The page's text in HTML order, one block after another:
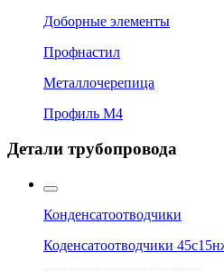
Доборные элементы
Профнастил
Металлочерепица
Профиль М4
Детали трубопровода
Конденсатоотводчики
Коденсатоотводчики